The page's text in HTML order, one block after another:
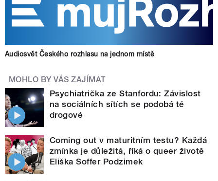
Audiosvět Českého rozhlasu na jednom místě
MOHLO BY VÁS ZAJÍMAT
Psychiatrička ze Stanfordu: Závislost
na sociálních sítích se podobá té
drogové
Coming out v maturitním testu? Každá
zmínka je důležitá, říká o queer životě
Eliška Soffer Podzimek